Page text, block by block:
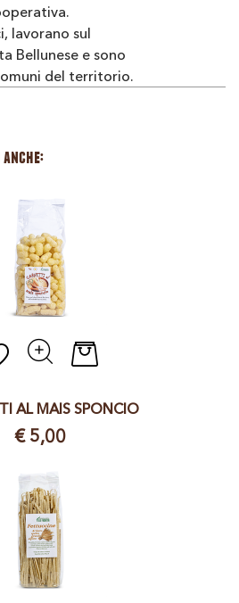
lavorano sul
Bellunese e sono
del territorio.
Quantità
AL MAIS SPONCIO
€ 5,00